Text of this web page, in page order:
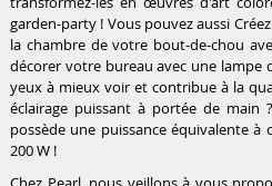
garden-party ! Vous pouvez aussi
la chambre de votre bout-de-chou
décorer votre bureau avec une lampe
yeux à mieux voir et contribue à la
éclairage puissant à portée de main ?
possède une puissance équivalente à
200 W !